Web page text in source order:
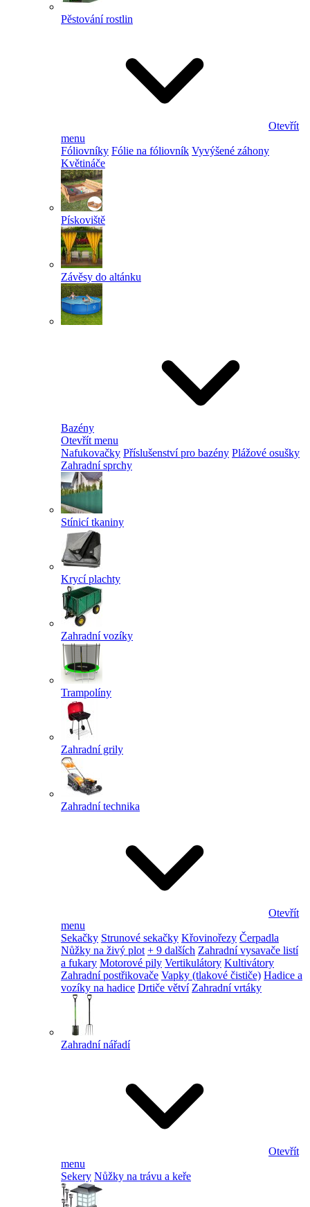
Pěstování rostlin
Otevřít
menu
Fóliovníky Fólie na fóliovník Vyvýšené záhony
Květináče
Pískoviště
Závěsy do altánku
Bazény
Otevřít menu
Nafukovačky Příslušenství pro bazény Plážové osušky
Zahradní sprchy
Stínicí tkaniny
Krycí plachty
Zahradní vozíky
Trampolíny
Zahradní grily
Zahradní technika
Otevřít
menu
Sekačky Strunové sekačky Křovinořezy Čerpadla
Nůžky na živý plot + 9 dalších Zahradní vysavače listí
a fukary Motorové pily Vertikulátory Kultivátory
Zahradní postřikovače Vapky (tlakové čističe) Hadice a
vozíky na hadice Drtiče větví Zahradní vrtáky
Zahradní nářadí
Otevřít
menu
Sekery Nůžky na trávu a keře